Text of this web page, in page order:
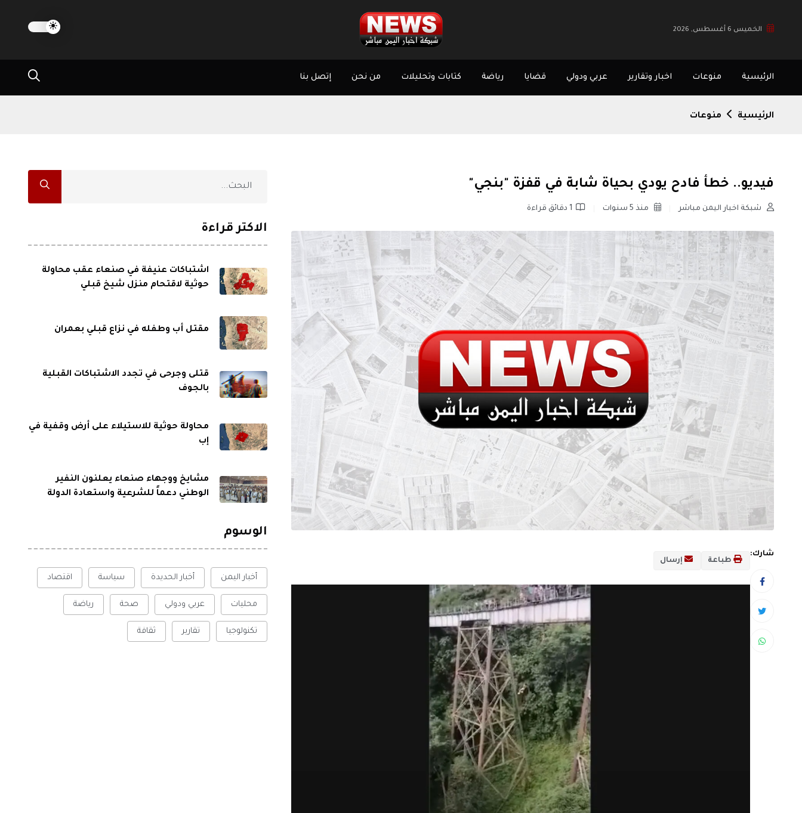
الخميس 6 أغسطس, 2026
الرئيسية منوعات اخبار وتقارير عربي ودولي قضايا رياضة كتابات وتحليلات من نحن إتصل بنا
الرئيسية منوعات
فيديو.. خطأ فادح يودي بحياة شابة في قفزة "بنجي"
شبكة اخبار اليمن مباشر منذ 5 سنوات 1 دقائق قراءة
شارك:
طباعة إرسال
الاكثر قراءة
اشتباكات عنيفة في صنعاء عقب محاولة
حوثية لاقتحام منزل شيخ قبلي
مقتل أب وطفله في نزاع قبلي بعمران
قتلى وجرحى في تجدد الاشتباكات القبلية
بالجوف
محاولة حوثية للاستيلاء على أرض وقفية في
إب
مشايخ ووجهاء صنعاء يعلنون النفير
الوطني دعماً للشرعية واستعادة الدولة
الوسوم
أخبار اليمن أخبار الحديدة سياسة اقتصاد
محليات عربي ودولي صحة رياضة
تكنولوجيا تقارير ثقافة